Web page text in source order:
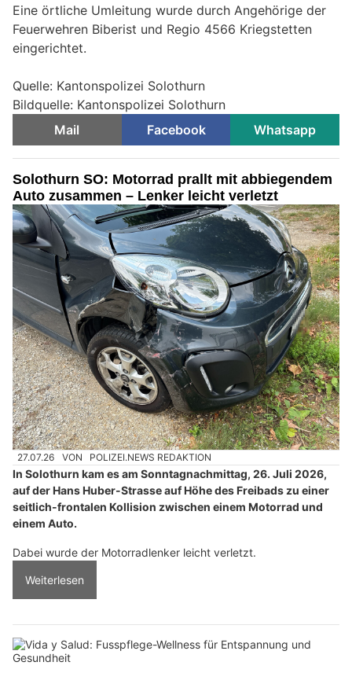
Eine örtliche Umleitung wurde durch Angehörige der
Feuerwehren Biberist und Regio 4566 Kriegstetten
eingerichtet.
Quelle: Kantonspolizei Solothurn
Bildquelle: Kantonspolizei Solothurn
Mail
Facebook Whatsapp
Solothurn SO: Motorrad prallt mit abbiegendem
Auto zusammen – Lenker leicht verletzt
27.07.26 VON POLIZEI.NEWS REDAKTION
In Solothurn kam es am Sonntagnachmittag, 26. Juli 2026,
auf der Hans Huber-Strasse auf Höhe des Freibads zu einer
seitlich-frontalen Kollision zwischen einem Motorrad und
einem Auto.
Dabei wurde der Motorradlenker leicht verletzt.
Weiterlesen